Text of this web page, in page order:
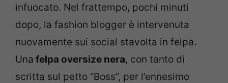
infuocato. Nel frattempo, pochi minuti
dopo, la fashion blogger è intervenuta
nuovamente sui social stavolta in felpa.
Una felpa oversize nera, con tanto di
scritta sul petto “Boss”, per l’ennesimo